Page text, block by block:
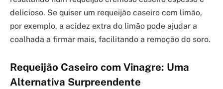
delicioso. Se quiser um requeijão caseiro com limão,
por exemplo, a acidez extra do limão pode ajudar a
coalhada a firmar mais, facilitando a remoção do soro.
Requeijão Caseiro com Vinagre: Uma
Alternativa Surpreendente